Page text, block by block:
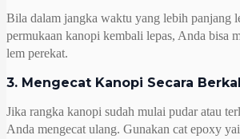
Bila dalam jangka waktu yang lebih panjang
permukaan kanopi kembali lepas, Anda bisa
lem perekat.
3. Mengecat Kanopi Secara
Jika rangka kanopi sudah mulai pudar atau
Anda mengecat ulang. Gunakan cat epoxy